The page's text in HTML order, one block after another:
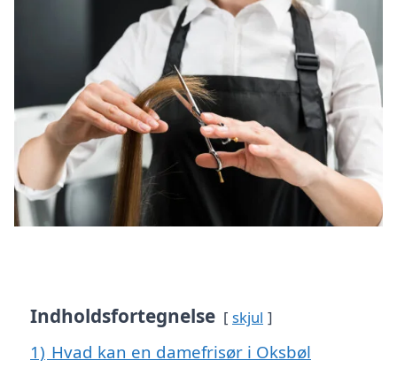
Indholdsfortegnelse skjul
1) Hvad kan en damefrisør i Oksbøl